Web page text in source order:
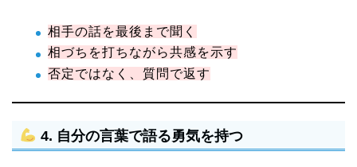
相手の話を最後まで聞く
相づちを打ちながら共感を示す
否定ではなく、質問で返す
4. 自分の言葉で語る勇気を持つ